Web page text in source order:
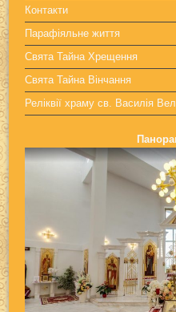
Контакти
Парафіяльне життя
Свята Тайна Хрещення
Свята Тайна Вінчання
Реліквії храму св. Василія